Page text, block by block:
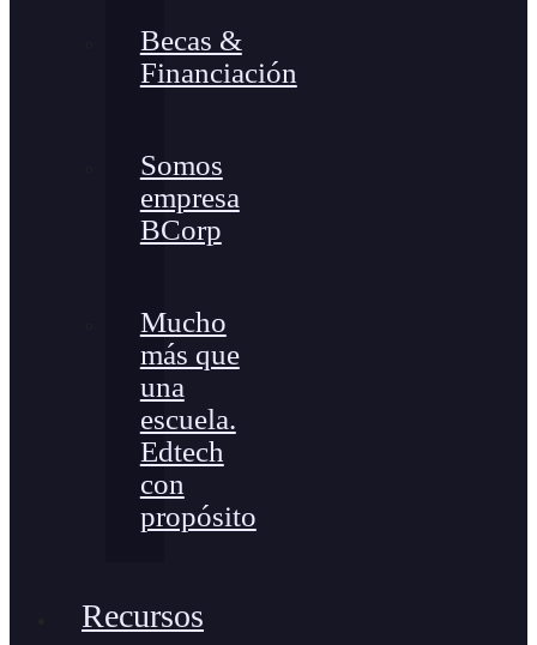
Becas &
Financiación
Somos
empresa
BCorp
Mucho
más que
una
escuela.
Edtech
con
propósito
Recursos